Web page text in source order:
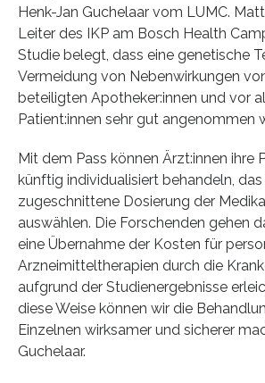
Henk-Jan Guchelaar vom LUMC.
Leiter des IKP am Bosch Health
Studie belegt, dass eine genetische
Vermeidung von Nebenwirkungen
beteiligten Apotheker:innen und vor
Patient:innen sehr gut angenommen
Mit dem Pass können Ärzt:innen ihre
künftig individualisiert behandeln,
zugeschnittene Dosierung der
auswählen. Die Forschenden gehen
eine Übernahme der Kosten für
Arzneimitteltherapien durch die
aufgrund der Studienergebnisse
diese Weise können wir die
Einzelnen wirksamer und sicherer
Guchelaar.